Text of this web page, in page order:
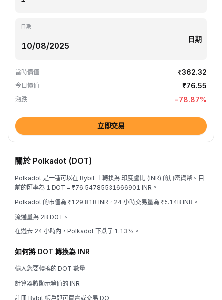
日期
日期
當時價值 ₹362.32
今日價值 ₹76.55
漲跌 -78.87%
立即交易
關於 Polkadot (DOT)
Polkadot 是一種可以在 Bybit 上轉換為 印度盧比 (INR) 的加密貨幣。目
前的匯率為 1 DOT = ₹76.54785531666901 INR。
Polkadot 的市值為 ₹129.81B INR，24 小時交易量為 ₹5.14B INR。
流通量為 2B DOT。
在過去 24 小時內，Polkadot 下跌了 1.13%。
如何將 DOT 轉換為 INR
輸入您要轉換的 DOT 數量
計算器將顯示等值的 INR
註冊 Bybit 帳戶即可買賣或交易 DOT